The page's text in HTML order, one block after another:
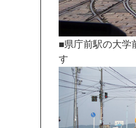
■県庁前駅の大学
す